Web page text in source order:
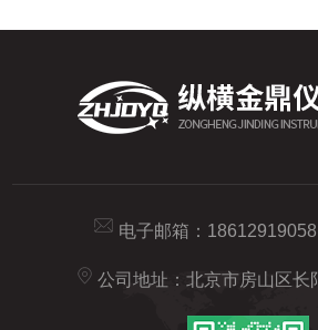
电子邮箱：
公司地址：北京市房山区长